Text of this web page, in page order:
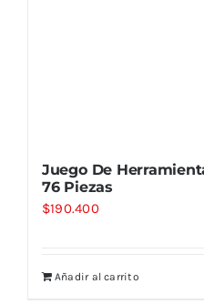
Juego De
76 Piezas
$190.400
Añadir al carrito